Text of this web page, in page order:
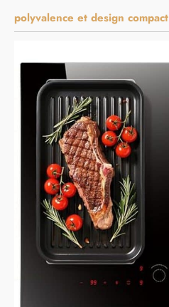
polyvalence et design compact